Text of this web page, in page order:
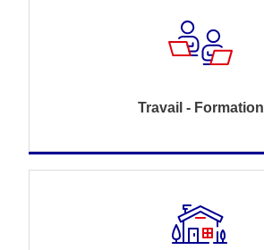
Travail - Formation